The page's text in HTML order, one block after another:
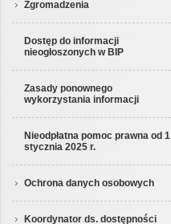
Zgromadzenia
Dostęp do informacji
nieogłoszonych w BIP
Zasady ponownego
wykorzystania informacji
Nieodpłatna pomoc prawna od 1
stycznia 2025 r.
Ochrona danych osobowych
Koordynator ds. dostępności